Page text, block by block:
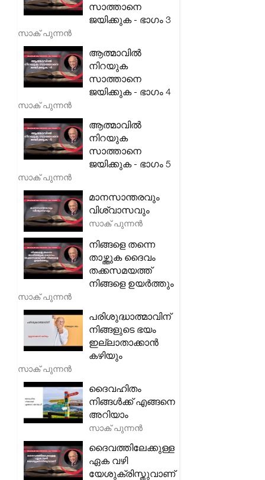
സാത്താനെ
ജയിക്കുക - ഭാഗം 3
സാക് പുന്നൻ
ആത്മാവിൽ
നിറയുക
സാത്താനെ
ജയിക്കുക - ഭാഗം 4
സാക് പുന്നൻ
ആത്മാവിൽ
നിറയുക
സാത്താനെ
ജയിക്കുക - ഭാഗം 5
സാക് പുന്നൻ
മാനസാന്തരവും
വിശ്വാസവും
സാക് പുന്നൻ
നിങ്ങളെ തന്നെ
താഴ്ത്തുക ദൈവം
തക്കസമയത്ത്
നിങ്ങളെ ഉയർത്തും
സാക് പുന്നൻ
പരിശുദ്ധാത്മാവിന്
നിങ്ങളുടെ ഭയം
ഇല്ലാതാക്കാൻ
കഴിയും
സാക് പുന്നൻ
ദൈവഹിതം
നിങ്ങൾക്ക് എങ്ങനെ
അറിയാം
സാക് പുന്നൻ
ദൈവത്തിലേക്കുള്ള
ഏക വഴി
യേശുക്രിസ്തുവാണ്